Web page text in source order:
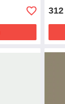
312